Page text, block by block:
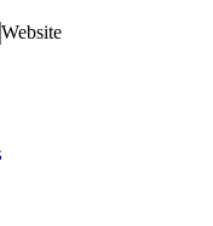
Website